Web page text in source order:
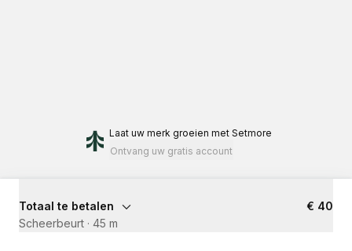
Laat uw merk groeien met Setmore
Ontvang uw gratis account
Totaal te betalen
€ 40
Scheerbeurt · 45 m